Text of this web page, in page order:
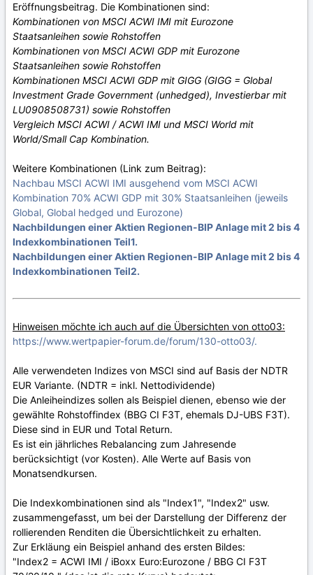
Eröffnungsbeitrag. Die Kombinationen sind:
Kombinationen von MSCI ACWI IMI mit Eurozone
Staatsanleihen sowie Rohstoffen
Kombinationen von MSCI ACWI GDP mit Eurozone
Staatsanleihen sowie Rohstoffen
Kombinationen MSCI ACWI GDP mit GIGG (GIGG = Global
Investment Grade Government (unhedged), Investierbar mit
LU0908508731) sowie Rohstoffen
Vergleich MSCI ACWI / ACWI IMI und MSCI World mit
World/Small Cap Kombination.
Weitere Kombinationen (Link zum Beitrag):
Nachbau MSCI ACWI IMI ausgehend vom MSCI ACWI
Kombination 70% ACWI GDP mit 30% Staatsanleihen (jeweils
Global, Global hedged und Eurozone)
Nachbildungen einer Aktien Regionen-BIP Anlage mit 2 bis 4
Indexkombinationen Teil1.
Nachbildungen einer Aktien Regionen-BIP Anlage mit 2 bis 4
Indexkombinationen Teil2.
Hinweisen möchte ich auch auf die Übersichten von otto03:
https://www.wertpapier-forum.de/forum/130-otto03/.
Alle verwendeten Indizes von MSCI sind auf Basis der NDTR
EUR Variante. (NDTR = inkl. Nettodividende)
Die Anleiheindizes sollen als Beispiel dienen, ebenso wie der
gewählte Rohstoffindex (BBG CI F3T, ehemals DJ-UBS F3T).
Diese sind in EUR und Total Return.
Es ist ein jährliches Rebalancing zum Jahresende
berücksichtigt (vor Kosten). Alle Werte auf Basis von
Monatsendkursen.
Die Indexkombinationen sind als "Index1", "Index2" usw.
zusammengefasst, um bei der Darstellung der Differenz der
rollierenden Renditen die Übersichtlichkeit zu erhalten.
Zur Erkläung ein Beispiel anhand des ersten Bildes:
"Index2 = ACWI IMI / iBoxx Euro:Eurozone / BBG CI F3T